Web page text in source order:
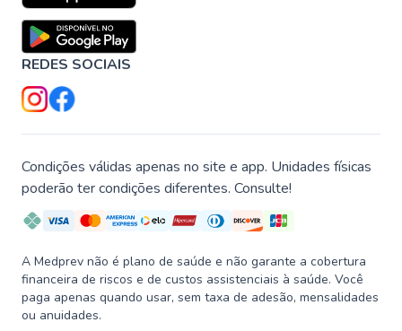
REDES SOCIAIS
Condições válidas apenas no site e app. Unidades físicas
poderão ter condições diferentes. Consulte!
A Medprev não é plano de saúde e não garante a cobertura
financeira de riscos e de custos assistenciais à saúde. Você
paga apenas quando usar, sem taxa de adesão, mensalidades
ou anuidades.